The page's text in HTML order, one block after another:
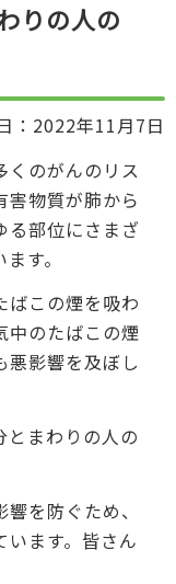
りの人の
：2022年11月7日
のがんのリス
害物質が肺から
る部位にさまざ
す。
この煙を吸わ
中のたばこの煙
悪影響を及ぼし
まわりの人の
を防ぐため、
ます。皆さん